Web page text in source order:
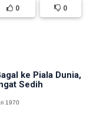
0 0
ke Piala Dunia,
Sedih
1970